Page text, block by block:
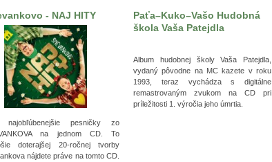
- NAJ HITY
najobľúbenejšie pesničky zo
na jednom CD. To
doterajšej 20-ročnej tvorby
nájdete práve na tomto CD.
Paťa–Kuko–Vašo Hudobná
škola Vaša Patejdla
Album hudobnej školy Vaša Patejdla,
vydaný pôvodne na MC kazete v roku
1993, teraz vychádza s digitálne
remastrovaným zvukom na CD pri
príležitosti 1. výročia jeho úmrtia.